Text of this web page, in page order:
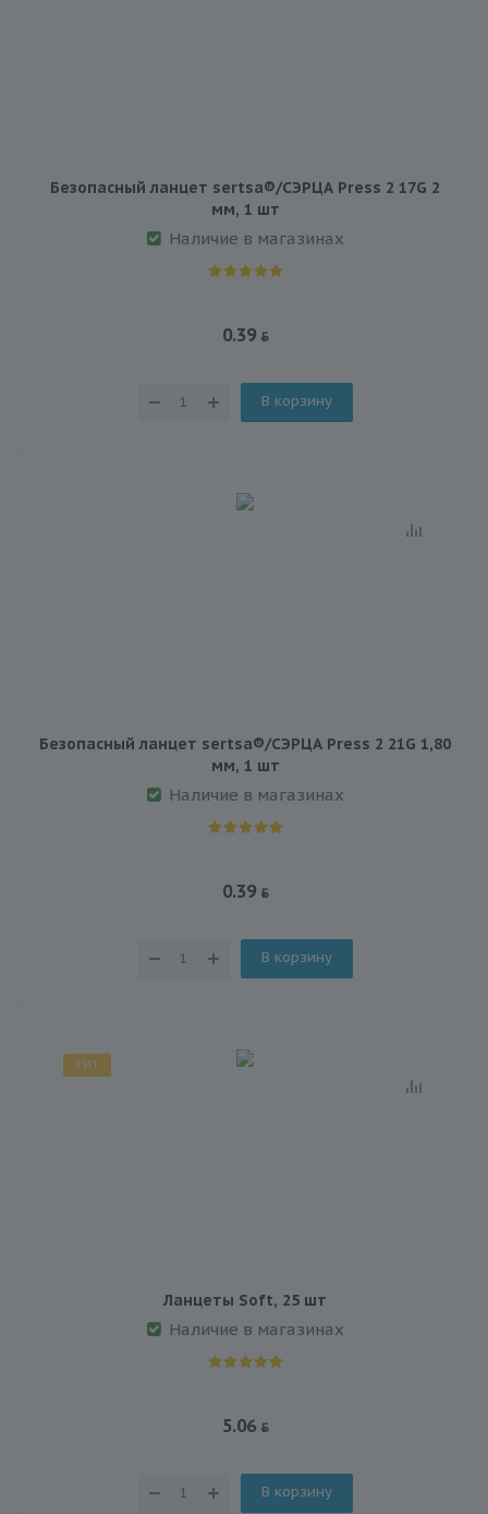
Безопасный ланцет sertsa®/СЭРЦА Press 2 17G 2
мм, 1 шт
Наличие в магазинах
0.39
В корзину
Безопасный ланцет sertsa®/СЭРЦА Press 2 21G 1,80
мм, 1 шт
Наличие в магазинах
0.39
В корзину
ХИТ
Ланцеты Soft, 25 шт
Наличие в магазинах
5.06
В корзину